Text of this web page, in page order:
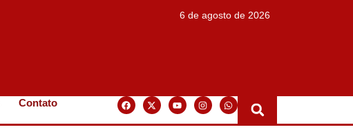
6 de agosto de 2026
Contato